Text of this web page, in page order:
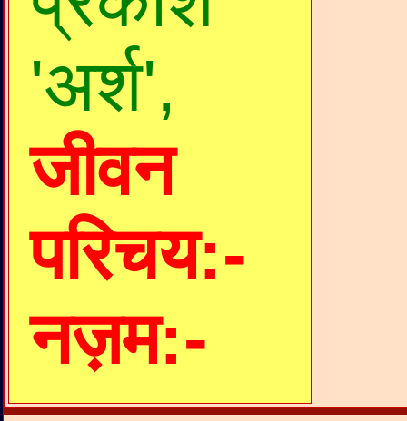
'अर्श',
जीवन
परिचय:-
नज़म:-